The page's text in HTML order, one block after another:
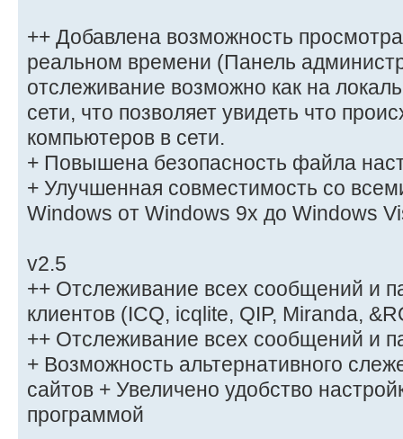
++ Добавлена возможность
реальном времени (Панель
отслеживание возможно как на
сети, что позволяет увидеть что
компьютеров в сети.
+ Повышена безопасность файла
+ Улучшенная совместимость со
Windows от Windows 9x до Windows
v2.5
++ Отслеживание всех сообщений и
клиентов (ICQ, icqlite, QIP, Miranda,
++ Отслеживание всех сообщений и
+ Возможность альтернативного
сайтов + Увеличено удобство
программой